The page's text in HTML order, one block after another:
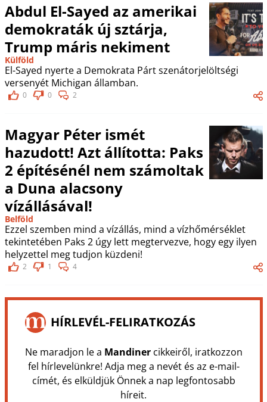
Abdul El-Sayed az amerikai
demokraták új sztárja,
Trump máris nekiment
Külföld
El-Sayed nyerte a Demokrata Párt szenátorjelöltségi
versenyét Michigan államban.
0 0 2
Magyar Péter ismét
hazudott! Azt állította: Paks
2 építésénél nem számoltak
a Duna alacsony
vízállásával!
Belföld
Ezzel szemben mind a vízállás, mind a vízhőmérséklet
tekintetében Paks 2 úgy lett megtervezve, hogy egy ilyen
helyzettel meg tudjon küzdeni!
2 1 4
HÍRLEVÉL-FELIRATKOZÁS
Ne maradjon le a Mandinercikkeiről, iratkozzon
fel hírlevelünkre! Adja meg a nevét és az e-mail-
címét, és elküldjük Önnek a nap legfontosabb
híreit.